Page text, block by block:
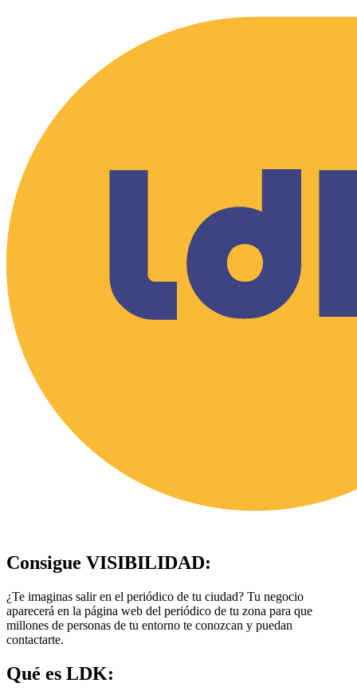
Consigue VISIBILIDAD:
¿Te imaginas salir en el periódico de tu ciudad? Tu negocio
aparecerá en la página web del periódico de tu zona para que
millones de personas de tu entorno te conozcan y puedan
contactarte.
Qué es LDK: